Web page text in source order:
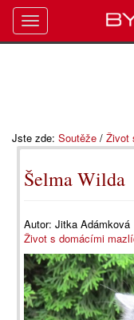
Jste zde: Soutěže / Život
Šelma Wilda
Autor: Jitka Adámková
Život s domácími
Toggle
navigation